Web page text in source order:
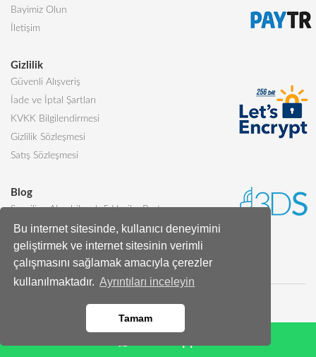
Bu internet sitesinde, kullanıcı deneyimini
geliştirmek ve internet sitesinin verimli
çalışmasını sağlamak amacıyla çerezler
kullanılmaktadır. Ayrıntıları inceleyin
Tamam
Bayimiz Olun
İletişim
Gizlilik
Güvenli Alışveriş
İade ve İptal Şartları
KVKK Bilgilendirmesi
Gizlilik Sözleşmesi
Satış Sözleşmesi
Blog
Sevgiliye Alınabilecek 5 Harika Pasta
Butik Pasta Nedir?
Tüm Blog Yazıları